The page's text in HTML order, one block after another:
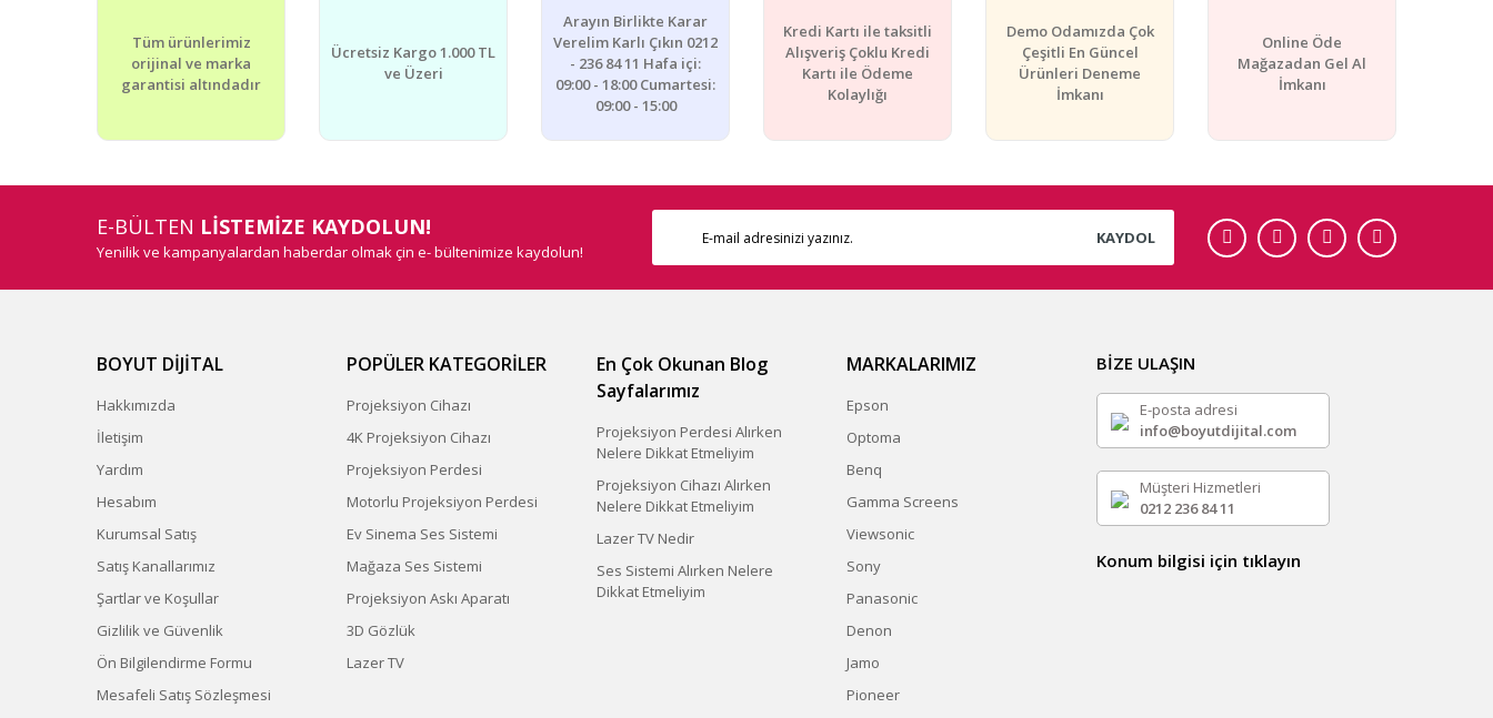
Tüm ürünlerimiz
orijinal ve marka
garantisi altındadır
Ücretsiz Kargo 1.000 TL
ve Üzeri
Arayın Birlikte Karar
Verelim Karlı Çıkın 0212
- 236 84 11 Hafa içi:
09:00 - 18:00 Cumartesi:
09:00 - 15:00
Kredi Kartı ile taksitli
Alışveriş Çoklu Kredi
Kartı ile Ödeme
Kolaylığı
Demo Odamızda Çok
Çeşitli En Güncel
Ürünleri Deneme
İmkanı
Online Öde
Mağazadan Gel Al
İmkanı
E-BÜLTEN LİSTEMİZE KAYDOLUN!
Yenilik ve kampanyalardan haberdar olmak çin e- bültenimize kaydolun!
KAYDOL
BOYUT DİJİTAL
Hakkımızda
İletişim
Yardım
Hesabım
Kurumsal Satış
Satış Kanallarımız
Şartlar ve Koşullar
Gizlilik ve Güvenlik
Ön Bilgilendirme Formu
Mesafeli Satış Sözleşmesi
POPÜLER KATEGORİLER
Projeksiyon Cihazı
4K Projeksiyon Cihazı
Projeksiyon Perdesi
Motorlu Projeksiyon Perdesi
Ev Sinema Ses Sistemi
Mağaza Ses Sistemi
Projeksiyon Askı Aparatı
3D Gözlük
Lazer TV
En Çok Okunan Blog
Sayfalarımız
Projeksiyon Perdesi Alırken
Nelere Dikkat Etmeliyim
Projeksiyon Cihazı Alırken
Nelere Dikkat Etmeliyim
Lazer TV Nedir
Ses Sistemi Alırken Nelere
Dikkat Etmeliyim
MARKALARIMIZ
Epson
Optoma
Benq
Gamma Screens
Viewsonic
Sony
Panasonic
Denon
Jamo
Pioneer
BİZE ULAŞIN
E-posta adresi
info@boyutdijital.com
Müşteri Hizmetleri
0212 236 84 11
Konum bilgisi için tıklayın